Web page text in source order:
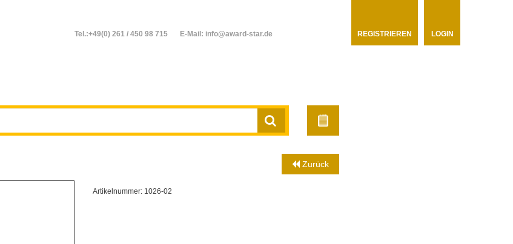
Tel.:+49(0) 261 / 450 98 715 E-Mail: info@award-star.de REGISTRIEREN LOGIN
Zurück
Artikelnummer: 1026-02